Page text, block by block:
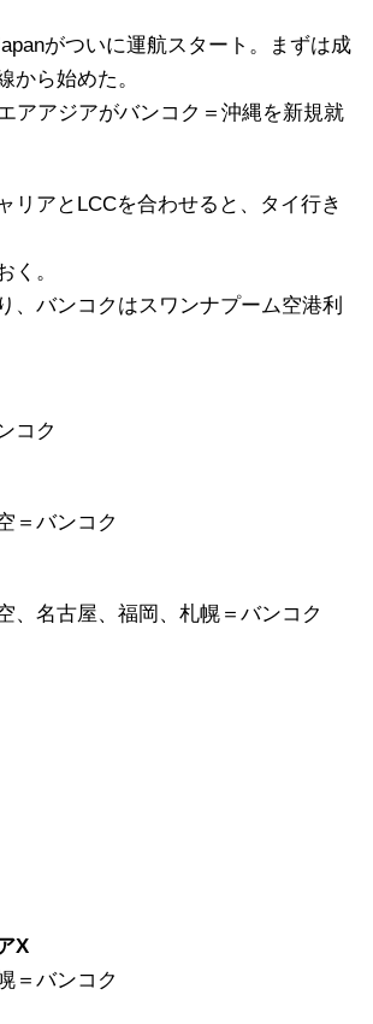
がついに運航スタート。まずは成
から始めた。
アアジアがバンコク＝沖縄を新規就
リアとLCCを合わせると、タイ行き
く。
、バンコクはスワンナプーム空港利
コク
＝バンコク
、名古屋、福岡、札幌＝バンコク
X
＝バンコク